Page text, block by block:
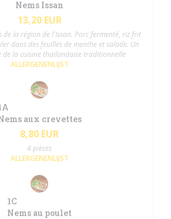
Nems Issan
13,20 EUR
de la région de l'Issan. Porc fermenté, riz frit
dans des feuilles de menthe et salade. Un
la cuisine thaïlandaise traditionnelle
ALLERGENENLIJST
aux crevettes
8,80 EUR
4 pièces
ALLERGENENLIJST
1C
Nems au poulet